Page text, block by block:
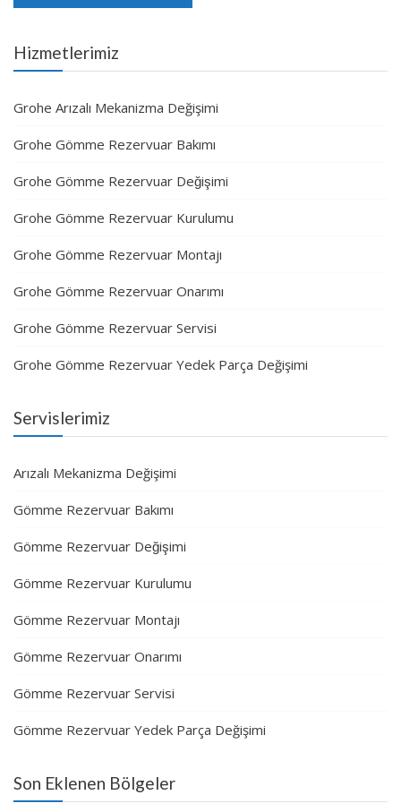
Hizmetlerimiz
Grohe Arızalı Mekanizma Değişimi
Grohe Gömme Rezervuar Bakımı
Grohe Gömme Rezervuar Değişimi
Grohe Gömme Rezervuar Kurulumu
Grohe Gömme Rezervuar Montajı
Grohe Gömme Rezervuar Onarımı
Grohe Gömme Rezervuar Servisi
Grohe Gömme Rezervuar Yedek Parça Değişimi
Servislerimiz
Arızalı Mekanizma Değişimi
Gömme Rezervuar Bakımı
Gömme Rezervuar Değişimi
Gömme Rezervuar Kurulumu
Gömme Rezervuar Montajı
Gömme Rezervuar Onarımı
Gömme Rezervuar Servisi
Gömme Rezervuar Yedek Parça Değişimi
Son Eklenen Bölgeler